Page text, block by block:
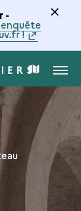
-
!
CARTE
COLLECTION
MENU